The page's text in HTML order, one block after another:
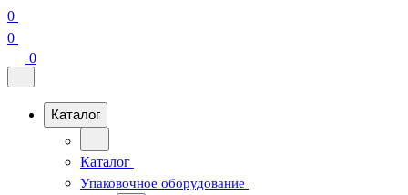
0
0
0
Каталог
Каталог
Упаковочное оборудование